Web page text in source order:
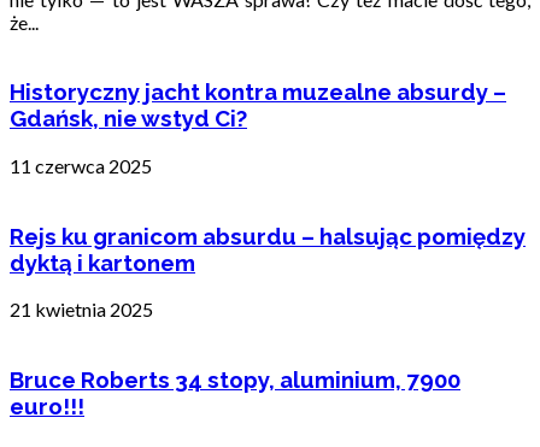
że...
Historyczny jacht kontra muzealne absurdy –
Gdańsk, nie wstyd Ci?
11 czerwca 2025
Rejs ku granicom absurdu – halsując pomiędzy
dyktą i kartonem
21 kwietnia 2025
Bruce Roberts 34 stopy, aluminium, 7900
euro!!!